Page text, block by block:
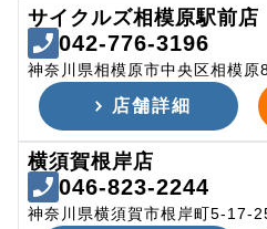
サイクルズ相模原駅前店
042-776-3196
神奈川県相模原市中央区相模
店舗詳細
横須賀根岸店
046-823-2244
神奈川県横須賀市根岸町5-17-